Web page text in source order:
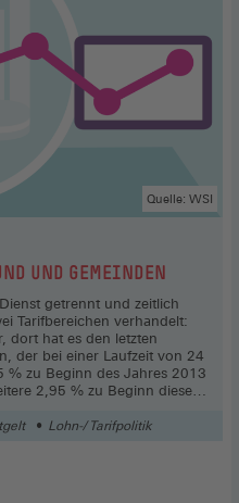
UND GEMEINDEN
getrennt und zeitlich
Tarifbereichen verhandelt:
dort hat es den letzten
der bei einer Laufzeit von 24
zu Beginn des Jahres 2013
2,95 % zu Beginn dieses
Ende Februar dieses
Quelle: WSI
Lohn-/ Tarifpolitik